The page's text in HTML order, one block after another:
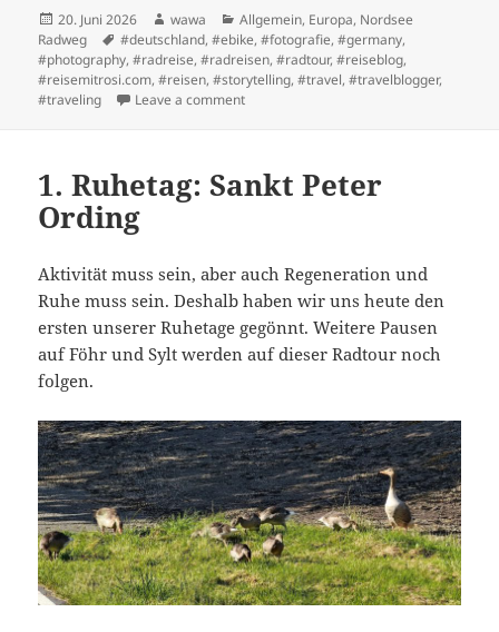
Posted
on
20. Juni 2026 Author
wawa Categories
Allgemein, Europa, Nordsee
Radweg
Tags
#deutschland,#ebike,#fotografie,#germany,
#photography,#radreise,#radreisen,#radtour,#reiseblog,
#reisemitrosi.com,#reisen,#storytelling,#travel,#travelblogger,
#traveling
Leave a commenton Etappe 5: Büsum -> Sankt Peter
1. Ruhetag: Sankt Peter
Ording
Aktivität muss sein, aber auch Regeneration und
Ruhe muss sein. Deshalb haben wir uns heute den
ersten unserer Ruhetage gegönnt. Weitere Pausen
auf Föhr und Sylt werden auf dieser Radtour noch
folgen.